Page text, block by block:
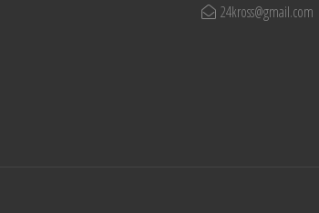
24kross@gmail.com